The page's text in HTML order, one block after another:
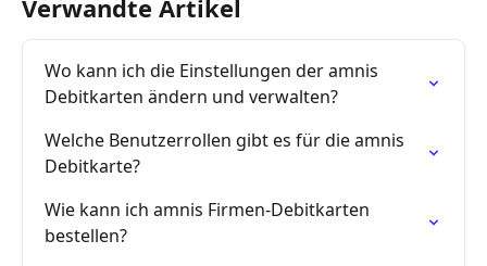
Verwandte Artikel
Wo kann ich die Einstellungen der amnis
Debitkarten ändern und verwalten?
Welche Benutzerrollen gibt es für die amnis
Debitkarte?
Wie kann ich amnis Firmen-Debitkarten
bestellen?